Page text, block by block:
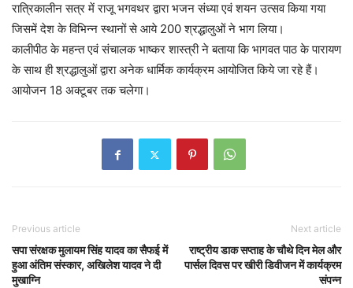
रात्रिकालीन सत्र में राजू भगवथर द्वारा भजन संध्या एवं शयन उत्सव किया गया
जिसमें देश के विभिन्न स्थानों से आये 200 श्रद्धालुओं ने भाग लिया।
कालीपीठ के महन्त एवं संचालक भाष्कर शास्त्री ने बताया कि भागवत पाठ के पारायण
के साथ ही श्रद्धालुओं द्वारा अनेक धार्मिक कार्यक्रम आयोजित किये जा रहे हैं।
आयोजन 18 अक्टूबर तक चलेगा।
Previous article
सपा संरक्षक मुलायम सिंह यादव का सैफई में
हुआ अंतिम संस्कार, अखिलेश यादव ने दी
मुखाग्नि
Next article
राष्ट्रीय डाक सप्ताह के चौथे दिन मेल और
पार्सल दिवस पर खीरी डिवीजन में कार्यक्रम
संपन्न